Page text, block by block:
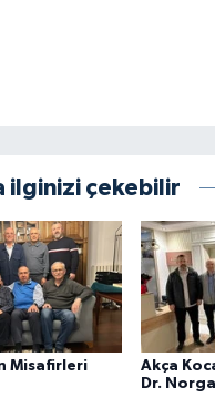
ilginizi çekebilir
Misafirleri
Akça
Dr.